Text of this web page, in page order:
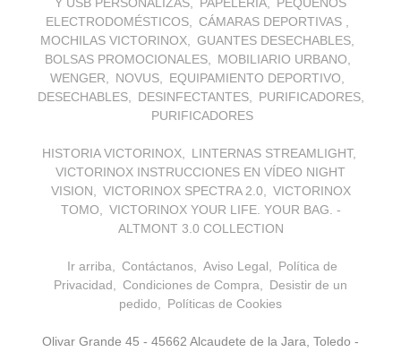
Y USB PERSONALIZAS
PAPELERIA
PEQUEÑOS
ELECTRODOMÉSTICOS
CÁMARAS DEPORTIVAS
MOCHILAS VICTORINOX
GUANTES DESECHABLES
BOLSAS PROMOCIONALES
MOBILIARIO URBANO
WENGER
NOVUS
EQUIPAMIENTO DEPORTIVO
DESECHABLES
DESINFECTANTES
PURIFICADORES
PURIFICADORES
HISTORIA VICTORINOX
LINTERNAS STREAMLIGHT
VICTORINOX INSTRUCCIONES EN VÍDEO NIGHT
VISION
VICTORINOX SPECTRA 2.0
VICTORINOX
TOMO
VICTORINOX YOUR LIFE. YOUR BAG. -
ALTMONT 3.0 COLLECTION
Ir arriba Contáctanos Aviso Legal
Política de
Privacidad
Condiciones de Compra
Desistir de un
pedido
Políticas de Cookies
Olivar Grande 45 - 45662 Alcaudete de la Jara, Toledo -